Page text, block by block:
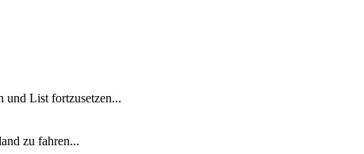
und List fortzusetzen...
zu fahren...